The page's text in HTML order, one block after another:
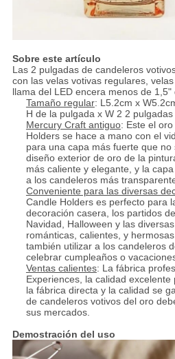
Sobre este artículo
Las 2 pulgadas de candeleros
con las velas votivas regulares,
llama del LED encera menos de 1,5"
Tamaño regular: L5.2cm x
H de la pulgada x W 2 2 pulgadas
Mercury Craft antiguo: Este el
Holders se hace a mano con el
para una capa más fuerte que
diseño exterior de oro de la
más caliente y elegante, y la
a los candeleros más
Conveniente para las diversas
Candle Holders es perfecto para
decoración casera, los partidos
Navidad, Halloween y las
románticas, calientes, y
también utilizar a los candeleros
celebrar cumpleaños o
Ventas calientes: La fábrica
Experiences, la calidad
la fábrica directa y la calidad se
de candeleros votivos del oro
sus mercados.
Demostración del uso